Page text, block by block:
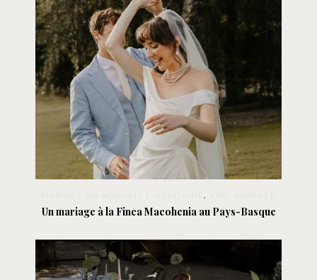
MARIAGE EN NOUVELLE-AQUITAINE,
Un mariage à la Finca Macohenia au Pays-Basque